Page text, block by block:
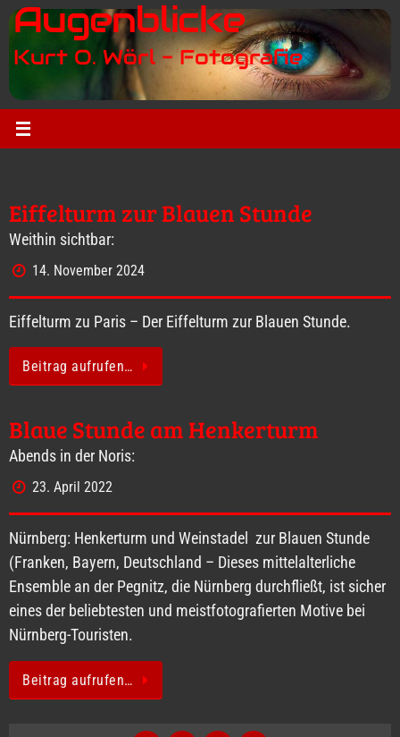
Zum
Inhalt
springen
Augenblicke
Kurt O. Wörl - Fotografie
Eiffelturm zur Blauen Stunde
Weithin sichtbar:
14. November 2024
Eiffelturm zu Paris – Der Eiffelturm zur Blauen Stunde.
Beitrag aufrufen…
Blaue Stunde am Henkerturm
Abends in der Noris:
23. April 2022
Nürnberg: Henkerturm und Weinstadel zur Blauen Stunde
(Franken, Bayern, Deutschland – Dieses mittelalterliche
Ensemble an der Pegnitz, die Nürnberg durchfließt, ist sicher
eines der beliebtesten und meistfotografierten Motive bei
Nürnberg-Touristen.
Beitrag aufrufen…